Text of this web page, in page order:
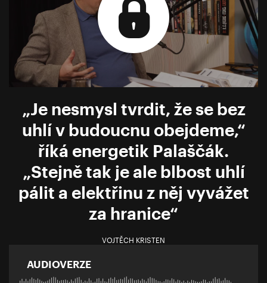
„Je nesmysl tvrdit, že se bez
uhlí v budoucnu obejdeme,“
říká energetik Palaščák.
„Stejně tak je ale blbost uhlí
pálit a elektřinu z něj vyvážet
za hranice“
VOJTĚCH KRISTEN
AUDIOVERZE